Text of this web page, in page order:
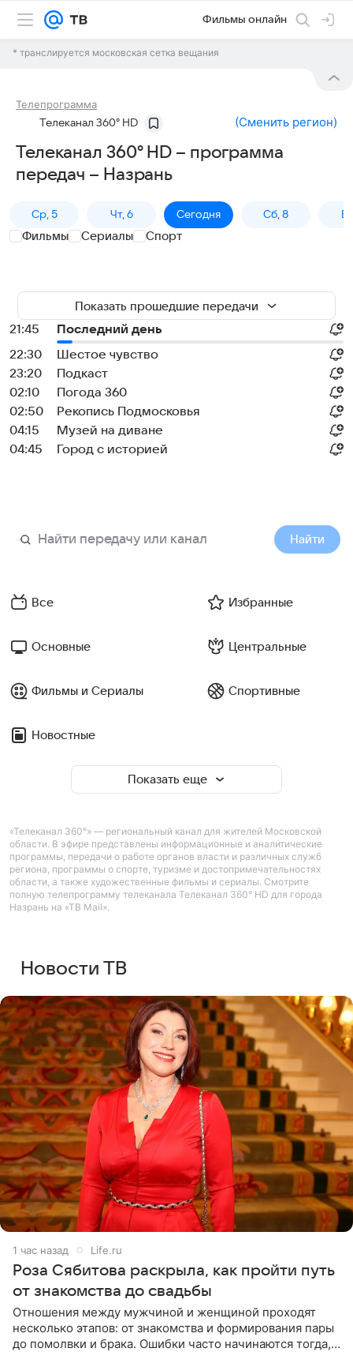
Фильмы онлайн
* транслируется московская сетка вещания
Телепрограмма
Телеканал 360° HD (Сменить регион)
Телеканал 360° HD – программа
передач – Назрань
Ср, 5 Чт, 6 Сегодня Сб, 8
Фильмы Сериалы Спорт
Показать прошедшие передачи
21:45
Последний день
22:30
Шестое чувство
23:20
Подкаст
02:10
Погода 360
02:50
Рекопись Подмосковья
04:15
Музей на диване
04:45
Город с историей
Найти
Все Избранные
Основные Центральные
Фильмы и Сериалы Спортивные
Новостные
Показать еще
«Телеканал 360°» — региональный канал для жителей Московской
области. В эфире представлены информационные и аналитические
программы, передачи о работе органов власти и различных служб
региона, программы о спорте, туризме и достопримечательностях
области, а также художественные фильмы и сериалы. Смотрите
полную телепрограмму телеканала Телеканал 360° HD для города
Назрань на «ТВ Mail».
Новости ТВ
1 час назад Life.ru
Роза Сябитова раскрыла, как пройти путь
от знакомства до свадьбы
Отношения между мужчиной и женщиной проходят
несколько этапов: от знакомства и формирования пары
до помолвки и брака. Ошибки часто начинаются тогда,